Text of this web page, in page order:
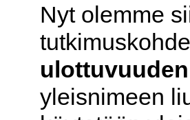
Nyt olemme
ulottuvuuden
yleisnimeen